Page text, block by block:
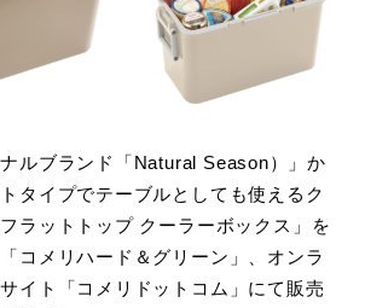
ルブランド「Natural Season）」か
タイプでテーブルとしても使えるク
ラットトップ クーラーボックス」を
コメリハード＆グリーン」、オンラ
イト「コメリドットコム」にて販売